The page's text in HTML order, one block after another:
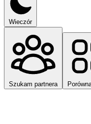
Wieczór
Szukam partnera